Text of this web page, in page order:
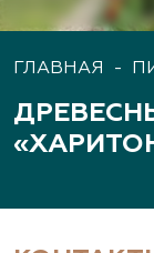
ГЛАВНАЯ -